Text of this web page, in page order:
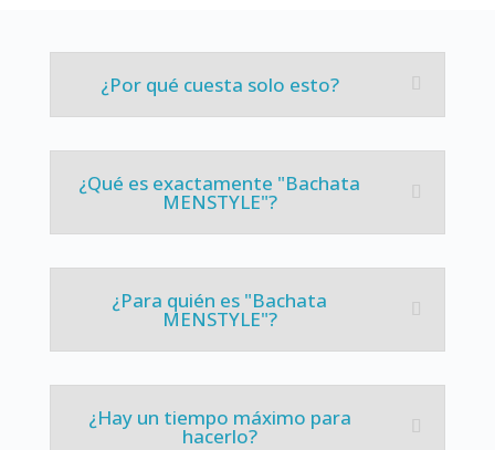
¿Por qué cuesta solo esto?
¿Qué es exactamente "Bachata
MENSTYLE"?
¿Para quién es "Bachata
MENSTYLE"?
¿Hay un tiempo máximo para
hacerlo?